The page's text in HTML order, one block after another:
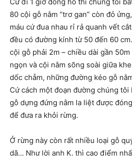
80 cội gỗ nằm “trơ gan” còn đỏ
máu cứ đua nhau rỉ rả quanh vết
đều có đường kính từ 50 đến 60
cội gỗ phải 2m – chiều dài gần
ngọn và cội nằm sõng soài giữa
dốc chẳm, những đường kéo gỗ
Cứ cách một đoạn đường chúng
gỗ dựng đứng nằm la liệt được
để đưa ra khỏi rừng.
Ở rừng này còn rất nhiều loại gỗ
dã… Như lời anh K. thì cao điểm